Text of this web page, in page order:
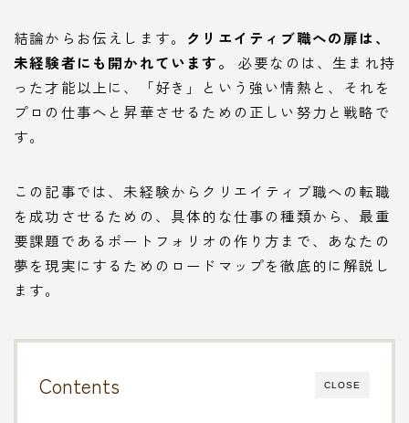
結論からお伝えします。 クリエイティブ職への扉は、
未経験者にも開かれています。
必要なのは、生まれ持
った才能以上に、「好き」という強い情熱と、それを
プロの仕事へと昇華させるための正しい努力と戦略で
す。
この記事では、未経験からクリエイティブ職への転職
を成功させるための、具体的な仕事の種類から、最重
要課題であるポートフォリオの作り方まで、あなたの
夢を現実にするためのロードマップを徹底的に解説し
ます。
CLOSE
Contents